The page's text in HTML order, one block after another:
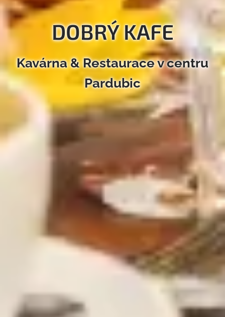
DOBRÝ KAFE
Kavárna & Restaurace v centru
Pardubic